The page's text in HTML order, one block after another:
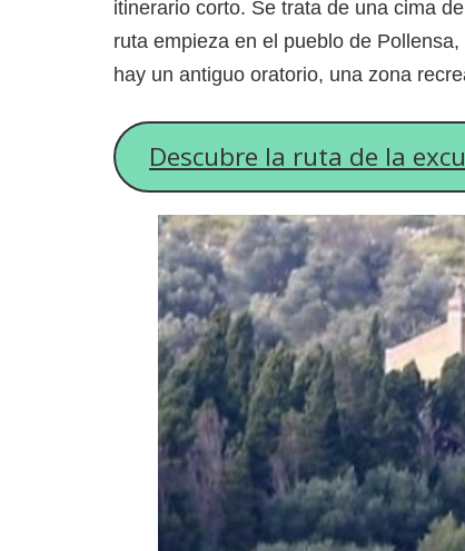
itinerario corto. Se trata de una cima
ruta empieza en el pueblo de
hay un antiguo oratorio, una zona
Descubre la ruta de la